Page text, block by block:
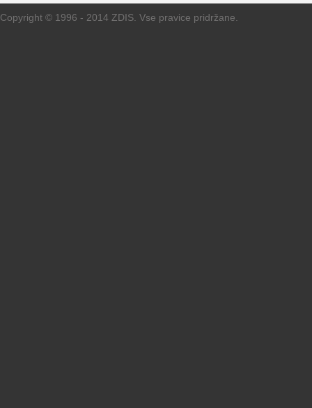
Copyright © 1996 - 2014 ZDIS. Vse pravice pridržane.